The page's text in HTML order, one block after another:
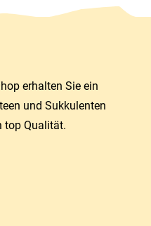
erhalten Sie ein
und Sukkulenten
top Qualität.